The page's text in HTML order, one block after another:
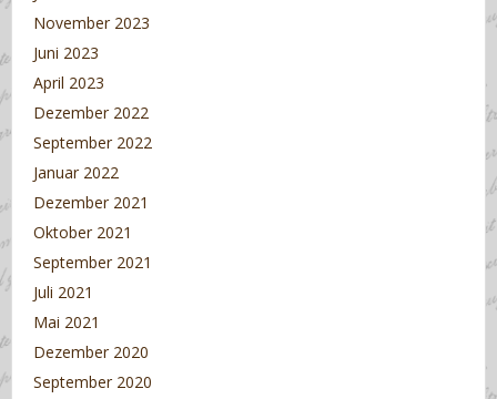
November 2023
Juni 2023
April 2023
Dezember 2022
September 2022
Januar 2022
Dezember 2021
Oktober 2021
September 2021
Juli 2021
Mai 2021
Dezember 2020
September 2020